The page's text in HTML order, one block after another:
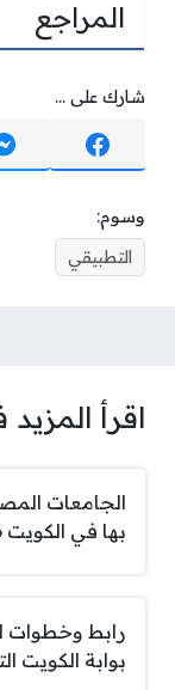
المراجع
شارك على ...
وسوم:
التطبيقي
اقرأ
الجامعات
بها في الكويت 2026
رابط وخطوات
بوابة الكويت